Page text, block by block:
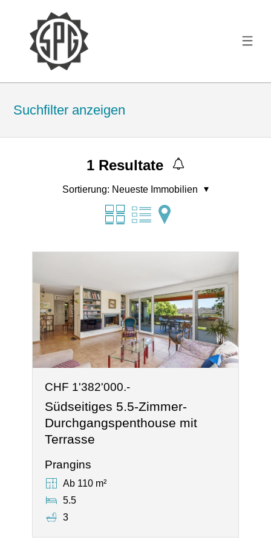
Suchfilter anzeigen
1Resultate
Sortierung: Neueste Immobilien
CHF 1'382'000.-
Südseitiges 5.5-Zimmer-
Durchgangspenthouse mit
Terrasse
Prangins
Ab 110 m²
5.5
3